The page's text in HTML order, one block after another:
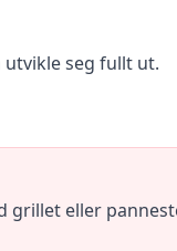
seg fullt ut.
grillet eller